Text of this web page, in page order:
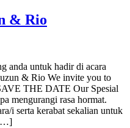
& Rio
anda untuk hadir di acara
& Rio We invite you to
THE DATE Our Spesial
mengurangi rasa hormat.
i serta kerabat sekalian untuk
[…]